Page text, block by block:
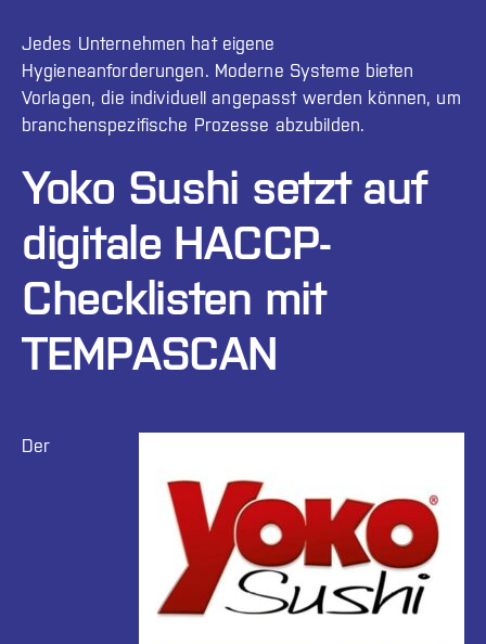
Jedes Unternehmen hat eigene
Hygieneanforderungen. Moderne Systeme bieten
Vorlagen, die individuell angepasst werden können, um
branchenspezifische Prozesse abzubilden.
Yoko Sushi setzt auf
digitale HACCP-
Checklisten mit
TEMPASCAN
Der